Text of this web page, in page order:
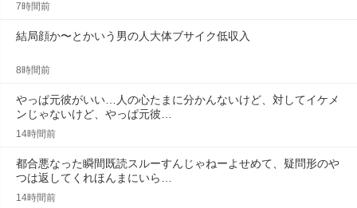
7時間前
結局顔か〜とかいう男の人大体ブサイク低収入
8時間前
やっぱ元彼がいい…人の心たまに分かんないけど、対してイケメ
ンじゃないけど、やっぱ元彼…
14時間前
都合悪なった瞬間既読スルーすんじゃねーよせめて、疑問形のや
つは返してくれほんまにいら…
14時間前